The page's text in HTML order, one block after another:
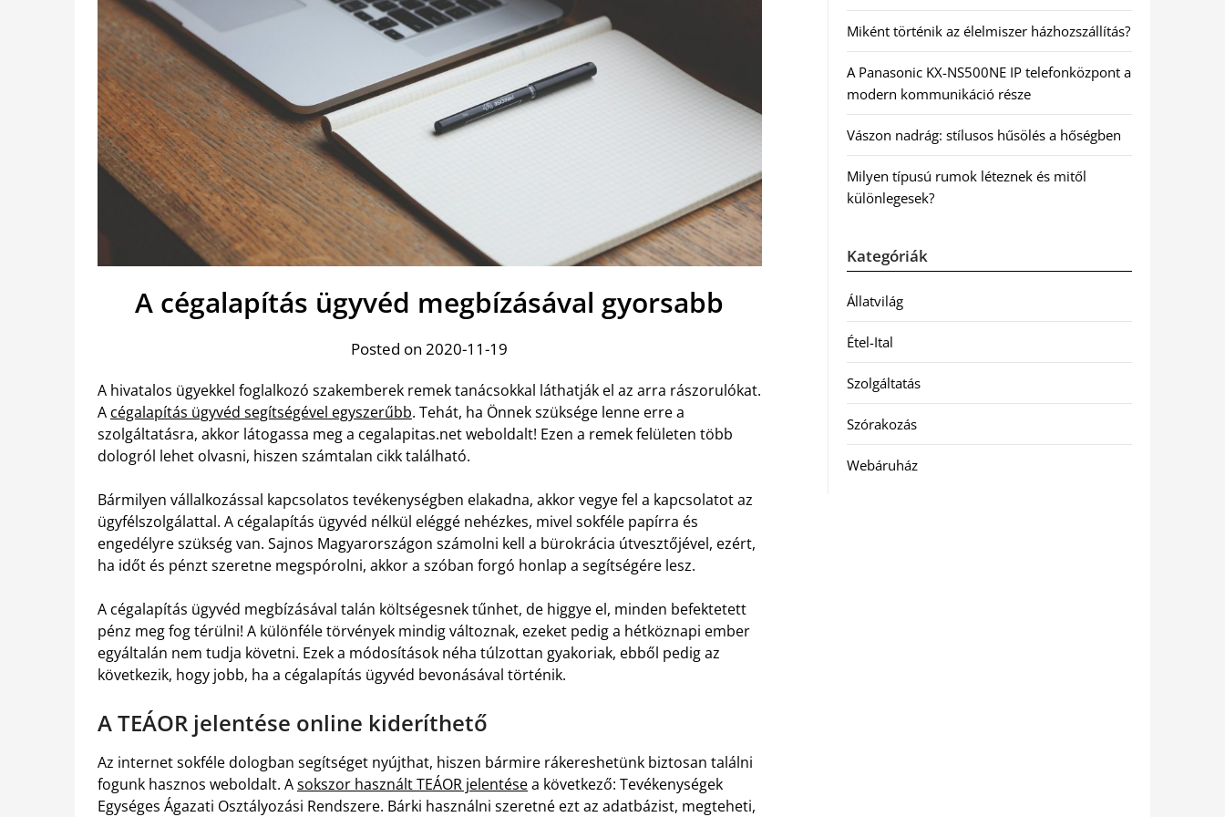
A cégalapítás ügyvéd megbízásával gyorsabb
Posted on 2020-11-19
A hivatalos ügyekkel foglalkozó szakemberek remek tanácsokkal láthatják el az arra rászorulókat.
A cégalapítás ügyvéd segítségével egyszerűbb. Tehát, ha Önnek szüksége lenne erre a
szolgáltatásra, akkor látogassa meg a cegalapitas.net weboldalt! Ezen a remek felületen több
dologról lehet olvasni, hiszen számtalan cikk található.
Bármilyen vállalkozással kapcsolatos tevékenységben elakadna, akkor vegye fel a kapcsolatot az
ügyfélszolgálattal. A cégalapítás ügyvéd nélkül eléggé nehézkes, mivel sokféle papírra és
engedélyre szükség van. Sajnos Magyarországon számolni kell a bürokrácia útvesztőjével, ezért,
ha időt és pénzt szeretne megspórolni, akkor a szóban forgó honlap a segítségére lesz.
A cégalapítás ügyvéd megbízásával talán költségesnek tűnhet, de higgye el, minden befektetett
pénz meg fog térülni! A különféle törvények mindig változnak, ezeket pedig a hétköznapi ember
egyáltalán nem tudja követni. Ezek a módosítások néha túlzottan gyakoriak, ebből pedig az
következik, hogy jobb, ha a cégalapítás ügyvéd bevonásával történik.
A TEÁOR jelentése online kideríthető
Az internet sokféle dologban segítséget nyújthat, hiszen bármire rákereshetünk biztosan találni
fogunk hasznos weboldalt. Asokszor használt TEÁOR jelentésea következő: Tevékenységek
Egységes Ágazati Osztályozási Rendszere. Bárki használni szeretné ezt az adatbázist, megteheti,
Miként történik az élelmiszer házhozszállítás?
A Panasonic KX-NS500NE IP telefonközpont a
modern kommunikáció része
Vászon nadrág: stílusos hűsölés a hőségben
Milyen típusú rumok léteznek és mitől
különlegesek?
Kategóriák
Állatvilág
Étel-Ital
Szolgáltatás
Szórakozás
Webáruház